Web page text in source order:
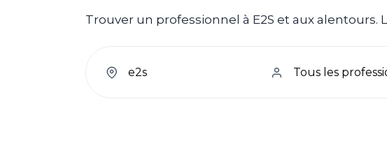
Trouver un professionnel à E2S et aux
welcome.search.find.subtitle